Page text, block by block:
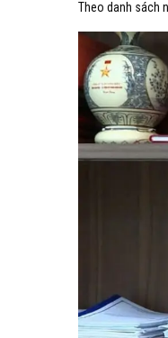
Theo danh sách